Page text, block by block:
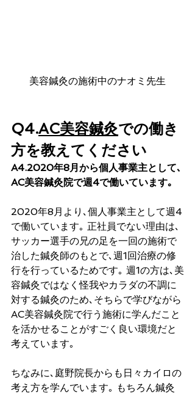
美容鍼灸の施術中のナオミ先生
Q4.AC美容鍼灸での働き
方を教えてください
A4.2020年8月から個人事業主として､
AC美容鍼灸院で週4で働いています｡
2020年8月より､個人事業主として週4
で働いています｡ 正社員でない理由は､
サッカー選手の兄の足を一回の施術で
治した鍼灸師のもとで､週1回治療の修
行を行っているためです｡ 週1の方は､美
容鍼灸ではなく怪我やカラダの不調に
対する鍼灸のため､そちらで学びながら
AC美容鍼灸院で行う施術に学んだこと
を活かせることがすごく良い環境だと
考えています｡
ちなみに､庭野院長からも日々カイロの
考え方を学んでいます｡ もちろん鍼灸